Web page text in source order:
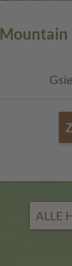
Mountain
ALLE